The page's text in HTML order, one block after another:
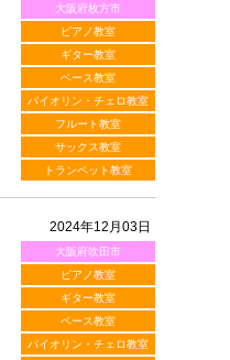
大阪府枚方市
ピアノ教室
ギター教室
ベース教室
バイオリン・チェロ教室
フルート教室
サックス教室
トランペット教室
2024年12月03日
大阪府吹田市
ピアノ教室
ギター教室
ベース教室
バイオリン・チェロ教室